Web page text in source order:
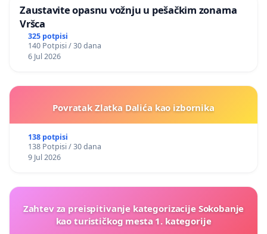
Zaustavite opasnu vožnju u pešačkim zonama
Vršca
325 potpisi
140 Potpisi / 30 dana
6 Jul 2026
Povratak Zlatka Dalića kao izbornika
138 potpisi
138 Potpisi / 30 dana
9 Jul 2026
Zahtev za preispitivanje kategorizacije Sokobanje
kao turističkog mesta 1. kategorije